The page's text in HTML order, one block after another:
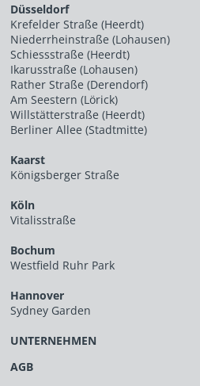
Düsseldorf
Krefelder Straße (Heerdt)
Niederrheinstraße (Lohausen)
Schiessstraße (Heerdt)
Ikarusstraße (Lohausen)
Rather Straße (Derendorf)
Am Seestern (Lörick)
Willstätterstraße (Heerdt)
Berliner Allee (Stadtmitte)
Kaarst
Königsberger Straße
Köln
Vitalisstraße
Bochum
Westfield Ruhr Park
Hannover
Sydney Garden
UNTERNEHMEN
AGB